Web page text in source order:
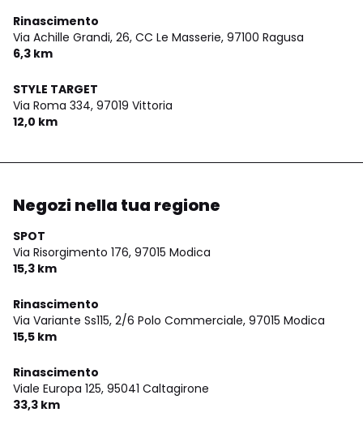
Rinascimento
Via Achille Grandi, 26, CC Le Masserie, 97100 Ragusa
6,3 km
STYLE TARGET
Via Roma 334, 97019 Vittoria
12,0 km
Negozi nella tua regione
SPOT
Via Risorgimento 176, 97015 Modica
15,3 km
Rinascimento
Via Variante Ss115, 2/6 Polo Commerciale, 97015 Modica
15,5 km
Rinascimento
Viale Europa 125, 95041 Caltagirone
33,3 km